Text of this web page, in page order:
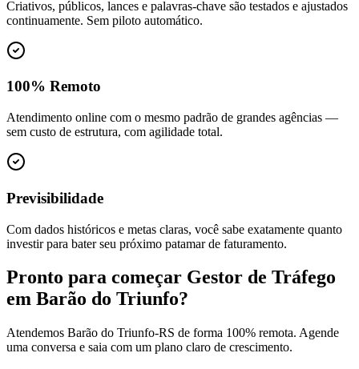
Criativos, públicos, lances e palavras-chave são testados e ajustados
continuamente. Sem piloto automático.
100% Remoto
Atendimento online com o mesmo padrão de grandes agências —
sem custo de estrutura, com agilidade total.
Previsibilidade
Com dados históricos e metas claras, você sabe exatamente quanto
investir para bater seu próximo patamar de faturamento.
Pronto para começar Gestor de Tráfego
em Barão do Triunfo?
Atendemos Barão do Triunfo-RS de forma 100% remota. Agende
uma conversa e saia com um plano claro de crescimento.